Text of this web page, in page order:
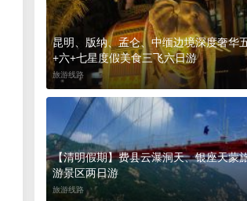
昆明、版纳、孟仑、中缅边境深度奢华
+六+七星度假美食三飞六日游
旅游线路
【清明假期】费县云瀑洞天、银座天蒙
游景区两日游
旅游线路